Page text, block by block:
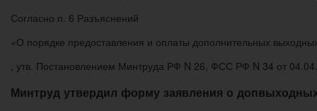
Согласно п. 6 Разъяснений
«О порядке предоставления и оплаты дополнительных
, утв. Постановлением Минтруда РФ N 26, ФСС РФ N 34 от
Минтруд утвердил форму заявления о